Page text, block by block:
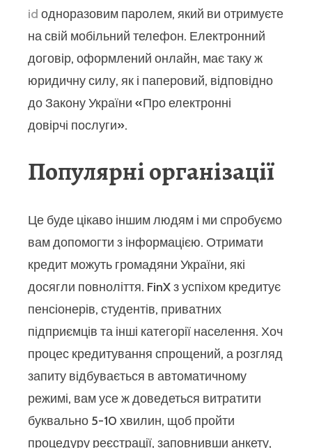
id одноразовим паролем, який ви отримуєте
на свій мобільний телефон. Електронний
договір, оформлений онлайн, має таку ж
юридичну силу, як і паперовий, відповідно
до Закону України «Про електронні
довірчі послуги».
Популярні організації
Це буде цікаво іншим людям і ми спробуємо
вам допомогти з інформацією. Отримати
кредит можуть громадяни України, які
досягли повноліття. FinX з успіхом кредитує
пенсіонерів, студентів, приватних
підприємців та інші категорії населення. Хоч
процес кредитування спрощений, а розгляд
запиту відбувається в автоматичному
режимі, вам усе ж доведеться витратити
буквально 5-10 хвилин, щоб пройти
процедуру реєстрації, заповнивши анкету,